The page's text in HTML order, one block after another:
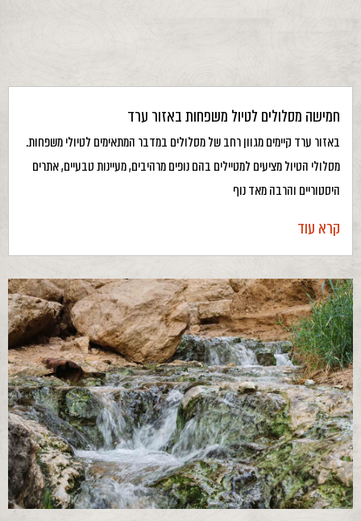
חמישה מסלולים לטיול משפחות באזור ערד
באזור ערד קיימים מגוון רחב של מסלולים במדבר המתאימים לטיולי משפחות.
מסלולי הטיול מציעים למטיילים בהם נופים מרהיבים, מעיינות טבעיים, אתרים
היסטוריים והרבה מאד נוף
קרא עוד